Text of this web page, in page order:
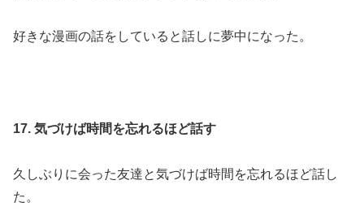
好きな漫画の話をしていると話しに夢中になった。
17. 気づけば時間を忘れるほど話す
久しぶりに会った友達と気づけば時間を忘れるほど話し
た。